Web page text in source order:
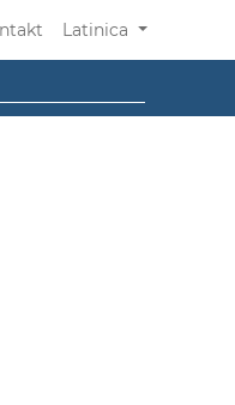
Latinica